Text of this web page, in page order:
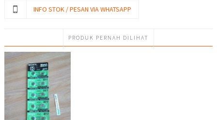
INFO STOK / PESAN VIA WHATSAPP
PRODUK PERNAH DILIHAT